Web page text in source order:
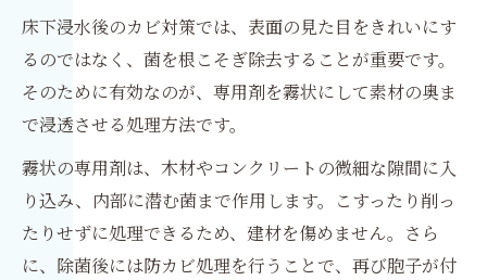
床下浸水後のカビ対策では、表面の見た目をきれいにす
るのではなく、菌を根こそぎ除去することが重要です。
そのために有効なのが、専用剤を霧状にして素材の奥ま
で浸透させる処理方法です。
霧状の専用剤は、木材やコンクリートの微細な隙間に入
り込み、内部に潜む菌まで作用します。こすったり削っ
たりせずに処理できるため、建材を傷めません。さら
に、除菌後には防カビ処理を行うことで、再び胞子が付